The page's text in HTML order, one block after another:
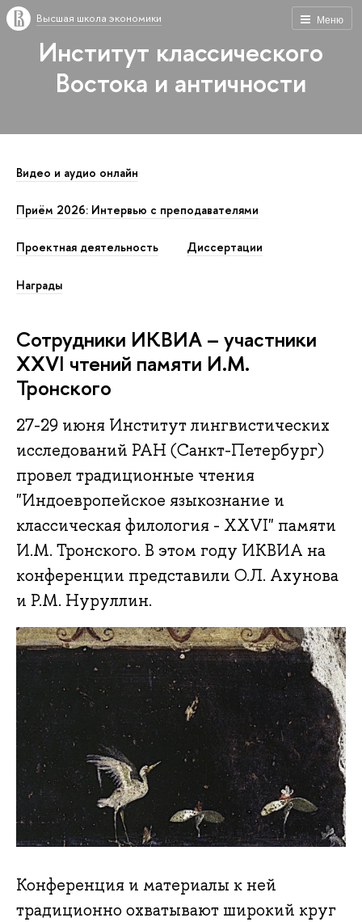
Меню
Высшая школа экономики
Институт классического
Востока и античности
Видео и аудио онлайн
Приём 2026: Интервью с преподавателями
Проектная деятельность Диссертации
Награды
Сотрудники ИКВИА – участники
XXVI чтений памяти И.М.
Тронского
27-29 июня Институт лингвистических
исследований РАН (Санкт-Петербург)
провел традиционные чтения
"Индоевропейское языкознание и
классическая филология - XXVI" памяти
И.М. Тронского. В этом году ИКВИА на
конференции представили О.Л. Ахунова
и Р.М. Нуруллин.
Конференция и материалы к ней
традиционно охватывают широкий круг